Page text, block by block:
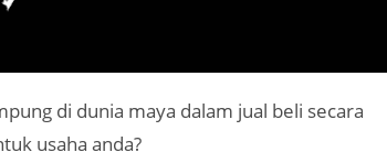
di dunia maya dalam jual beli secara
usaha anda?